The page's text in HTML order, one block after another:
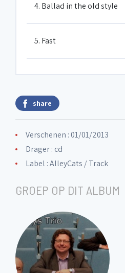
4. Ballad in the old style
5. Fast
6. Moderato
7. Allegro
8. In the forest
accordion and piano
11. Echoes of Silent Voices
theme)
share
Verschenen : 01/01/2013
Drager : cd
Label :AlleyCats / Track
GROEP OP DIT ALBUM